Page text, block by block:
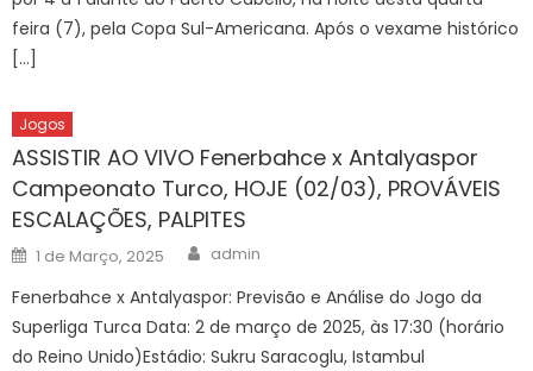
feira (7), pela Copa Sul-Americana. Após o vexame histórico
[…]
Jogos
ASSISTIR AO VIVO Fenerbahce x Antalyaspor
Campeonato Turco, HOJE (02/03), PROVÁVEIS
ESCALAÇÕES, PALPITES
Posted
on
1 de Março, 2025 Author
admin
Fenerbahce x Antalyaspor: Previsão e Análise do Jogo da
Superliga Turca Data: 2 de março de 2025, às 17:30 (horário
do Reino Unido)Estádio: Sukru Saracoglu, Istambul